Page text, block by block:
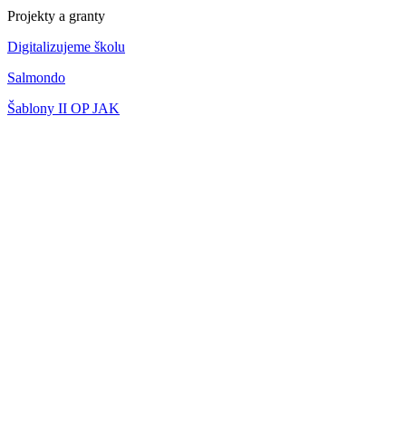
Projekty a granty
Digitalizujeme školu
Salmondo
Šablony II OP JAK